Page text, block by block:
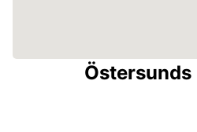
تأجير السيارات في Östersunds